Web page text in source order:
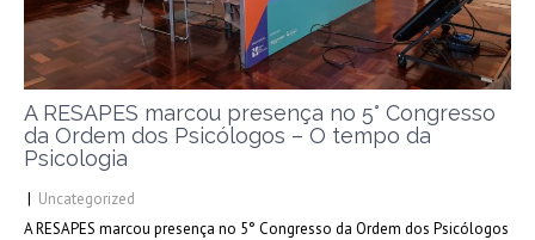
A RESAPES marcou presença no 5° Congresso
da Ordem dos Psicólogos – O tempo da
Psicologia
| Uncategorized
A RESAPES marcou presença no 5° Congresso da Ordem dos Psicólogos